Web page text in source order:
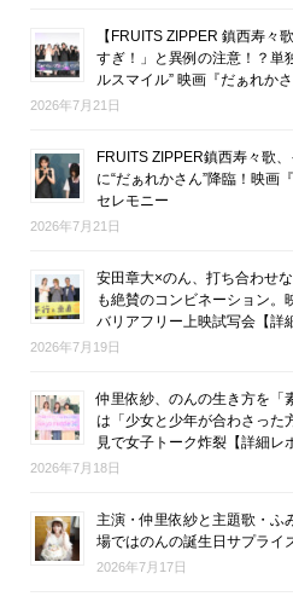
【FRUITS ZIPPER 鎮西寿々
すぎ！」と異例の注意！？単
ルスマイル” 映画『だぁれか
2026年7月21日
FRUITS ZIPPER鎮西寿々歌
に“だぁれかさん”降臨！映画
セレモニー
2026年7月21日
安田章大×のん、打ち合わせ
も絶賛のコンビネーション。
バリアフリー上映試写会【詳
2026年7月19日
仲里依紗、のんの生き方を「
は「少女と少年が合わさった
見で女子トーク炸裂【詳細レ
2026年7月18日
主演・仲里依紗と主題歌・ふ
場ではのんの誕生日サプライ
2026年7月17日